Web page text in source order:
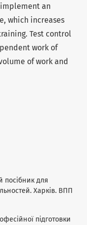
an
which increases
Test control
work of
of work and
посібник для
Харків. ВПП
підготовки